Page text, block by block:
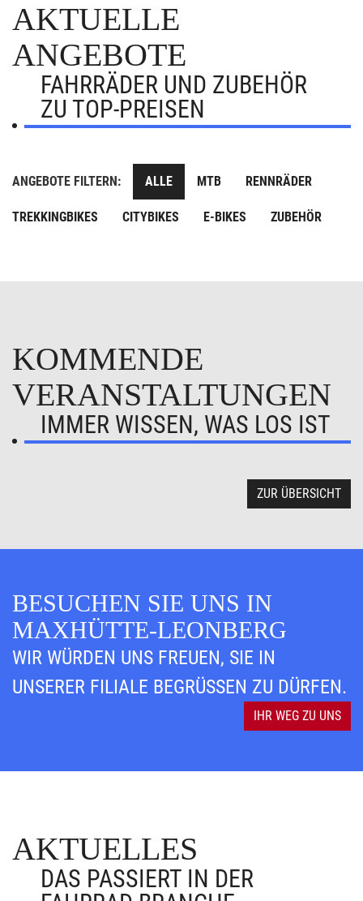
AKTUELLE
ANGEBOTE
FAHRRÄDER UND ZUBEHÖR
ZU TOP-PREISEN
ANGEBOTE FILTERN: ALLE MTB RENNRÄDER
TREKKINGBIKES CITYBIKES E-BIKES ZUBEHÖR
KOMMENDE
VERANSTALTUNGEN
IMMER WISSEN, WAS LOS IST
ZUR ÜBERSICHT
BESUCHEN SIE UNS IN
MAXHÜTTE-LEONBERG
WIR WÜRDEN UNS FREUEN, SIE IN
UNSERER FILIALE BEGRÜSSEN ZU DÜRFEN.
IHR WEG ZU UNS
AKTUELLES
DAS PASSIERT IN DER